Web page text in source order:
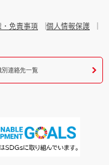
・免責事項
個人情報保護
別連絡先一覧